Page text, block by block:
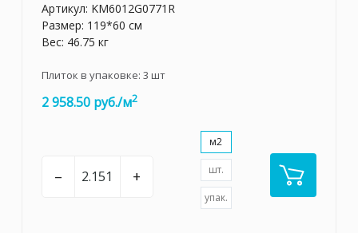
Артикул: KM6012G0771R
Размер: 119*60 см
Вес: 46.75 кг
Плиток в упаковке: 3 шт
2 958.50 руб./м2
– +
м2
шт.
упак.